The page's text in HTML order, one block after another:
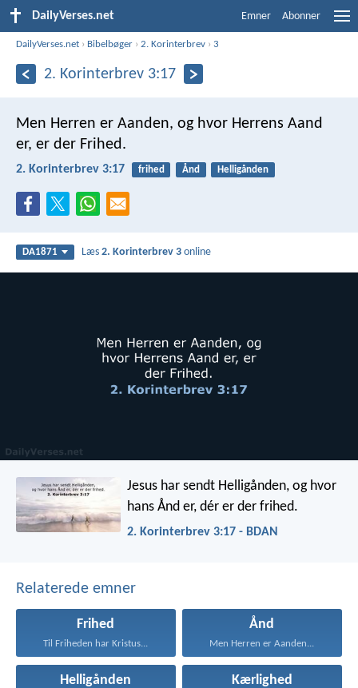
DailyVerses.net Emner Abonner
DailyVerses.net › Bibelbøger ›2. Korinterbrev ›3
2. Korinterbrev 3:17
Men Herren er Aanden, og hvor Herrens Aand
er, er der Frihed.
2. Korinterbrev 3:17 frihed Ånd Helligånden
DA1871 Læs2. Korinterbrev 3 online
Jesus har sendt Helligånden, og hvor
hans Ånd er, dér er der frihed.
2. Korinterbrev 3:17 - BDAN
Relaterede emner
Frihed
Til Friheden har Kristus...
Ånd
Men Herren er Aanden...
Helligånden Kærlighed